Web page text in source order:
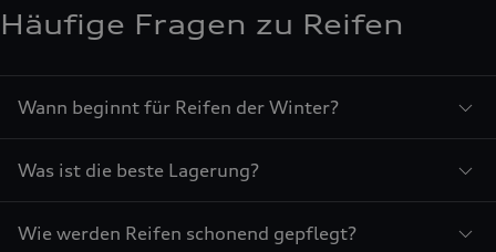
Häufige Fragen zu Reifen
Wann beginnt für Reifen der Winter?
Was ist die beste Lagerung?
Wie werden Reifen schonend gepflegt?